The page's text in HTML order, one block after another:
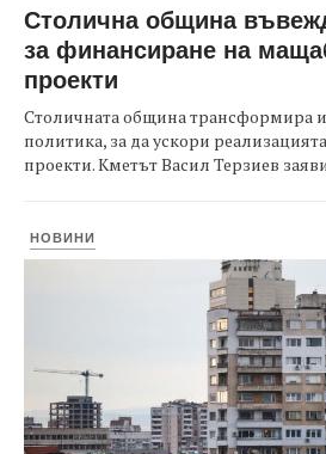
Столична община
за финансиране на
проекти
Столичната община трансформира
политика, за да ускори
проекти. Кметът Васил Терзиев
НОВИНИ